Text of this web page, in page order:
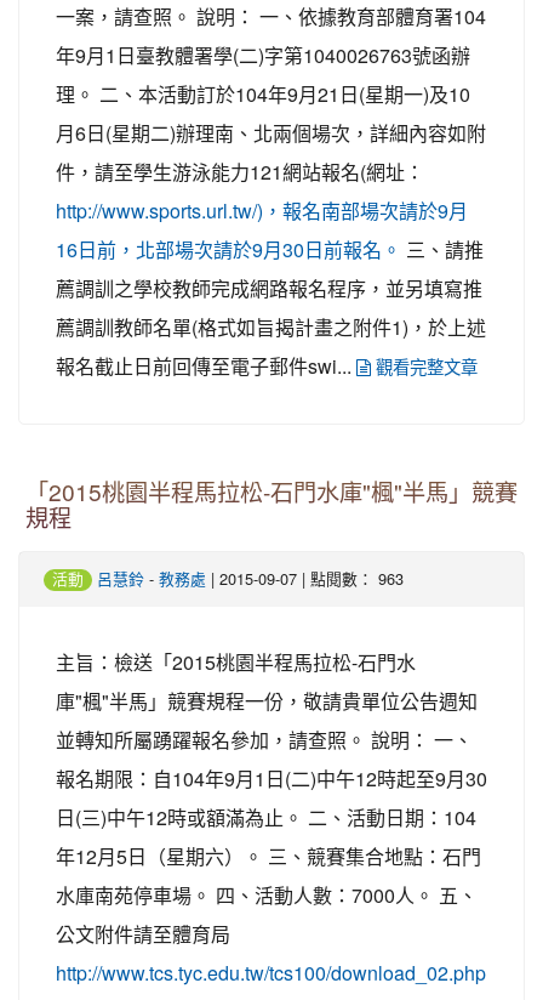
一案，請查照。 說明： 一、依據教育部體育署104
年9月1日臺教體署學(二)字第1040026763號函辦
理。 二、本活動訂於104年9月21日(星期一)及10
月6日(星期二)辦理南、北兩個場次，詳細內容如附
件，請至學生游泳能力121網站報名(網址：
http://www.sports.url.tw/)，報名南部場次請於9月
16日前，北部場次請於9月30日前報名。
三、請推
薦調訓之學校教師完成網路報名程序，並另填寫推
薦調訓教師名單(格式如旨揭計畫之附件1)，於上述
報名截止日前回傳至電子郵件swi...
觀看完整文章
「2015桃園半程馬拉松-石門水庫"楓"半馬」競賽
規程
活動 呂慧鈴 - 教務處 | 2015-09-07 | 點閱數： 963
主旨：檢送「2015桃園半程馬拉松-石門水
庫"楓"半馬」競賽規程一份，敬請貴單位公告週知
並轉知所屬踴躍報名參加，請查照。 說明： 一、
報名期限：自104年9月1日(二)中午12時起至9月30
日(三)中午12時或額滿為止。 二、活動日期：104
年12月5日（星期六）。 三、競賽集合地點：石門
水庫南苑停車場。 四、活動人數：7000人。 五、
公文附件請至體育局
http://www.tcs.tyc.edu.tw/tcs100/download_02.php